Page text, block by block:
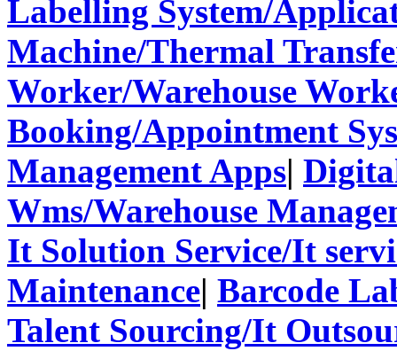
Labelling System/
Machine/Thermal
Worker/Warehouse
Booking/Appointment
Management Apps|
Wms/Warehouse
It Solution Service/It
Maintenance| Barcode
Talent Sourcing/It